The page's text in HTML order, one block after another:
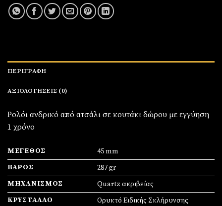
ΠΕΡΙΓΡΑΦΉ
ΑΞΙΟΛΟΓΉΣΕΙΣ (0)
Ρολόι ανδρικό από ατσάλι σε κουτάκι δώρου με εγγύηση
1 χρόνο
ΜΈΓΕΘΟΣ
45 mm
ΒΆΡΟΣ
287 gr
ΜΗΧΑΝΙΣΜΌΣ
Quartz ακριβείας
ΚΡΎΣΤΑΛΛΟ
Ορυκτό Ειδικής Σκλήρυνσης